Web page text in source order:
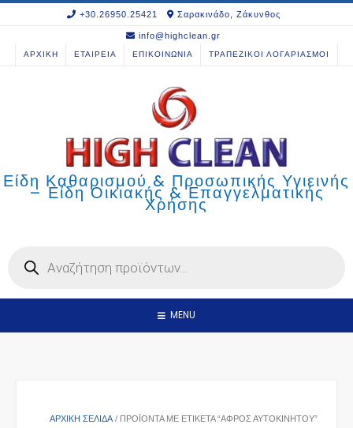
+30.26950.25421 Σαρακινάδο, Ζάκυνθος
info@highclean.gr
ΑΡΧΙΚΗ ΕΤΑΙΡΕΙΑ ΕΠΙΚΟΙΝΩΝΙΑ ΤΡΑΠΕΖΙΚΟΙ ΛΟΓΑΡΙΑΣΜΟΙ
Είδη Καθαρισμού & Προσωπικής Υγιεινής
– Είδη Οικιακής & Επαγγελματικής
Χρήσης
search
MENU
ΑΡΧΙΚΉ ΣΕΛΊΔΑ / ΠΡΟΪΌΝΤΑ ΜΕ ΕΤΙΚΈΤΑ “ΑΦΡΌΣ ΑΥΤΟΚΙΝΉΤΟΥ”